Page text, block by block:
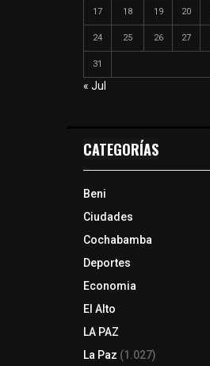
17 18 19 20
24 25 26 27
31
« Jul
CATEGORÍAS
Beni
Ciudades
Cochabamba
Deportes
Economia
El Alto
LA PAZ
La Paz (1.027)